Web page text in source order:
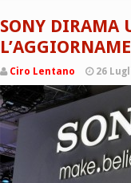
SONY DIRAMA
Ciro Lentano 26